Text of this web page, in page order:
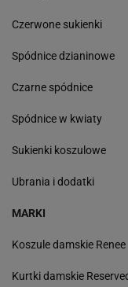
Czerwone sukienki
Spódnice dzianinowe
Czarne spódnice
Spódnice w kwiaty
Sukienki koszulowe
Ubrania i dodatki
MARKI
Koszule damskie Renee
Kurtki damskie